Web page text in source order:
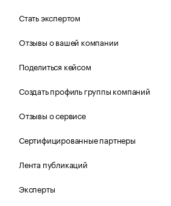
Стать экспертом
Отзывы о вашей компании
Поделиться кейсом
Создать профиль группы компаний
Отзывы о сервисе
Сертифицированные партнеры
Лента публикаций
Эксперты